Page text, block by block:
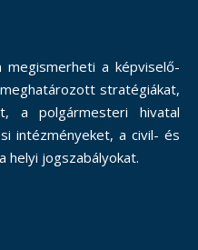
megismerheti a képviselő-
stratégiákat,
a polgármesteri hivatal
intézményeket, a civil- és
jogszabályokat.